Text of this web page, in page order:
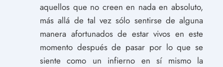
aquellos que no creen en nada en absoluto,
más allá de tal vez sólo sentirse de alguna
manera afortunados de estar vivos en este
momento después de pasar por lo que se
siente como un infierno en sí mismo la